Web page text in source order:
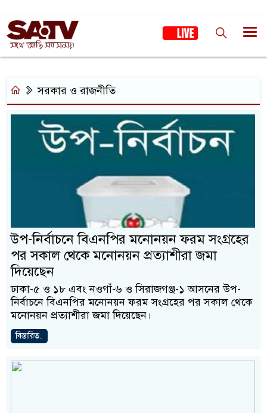
সরকার ও রাজনীতি
উপ-নির্বাচনে বিএনপির মনোনয়ন ফরম সংগ্রহের
পর সকাল থেকে মনোনয়ন প্রত্যাশীরা জমা
দিয়েছেন
ঢাকা-৫ ও ১৮ এবং নওগাঁ-৬ ও সিরাজগঞ্জ-১ আসনের উপ-
নির্বাচনে বিএনপির মনোনয়ন ফরম সংগ্রহের পর সকাল থেকে
মনোনয়ন প্রত্যাশীরা জমা দিয়েছেন।
বিস্তারিত..